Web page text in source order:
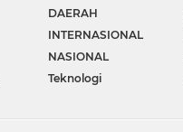
DAERAH
INTERNASIONAL
NASIONAL
Teknologi